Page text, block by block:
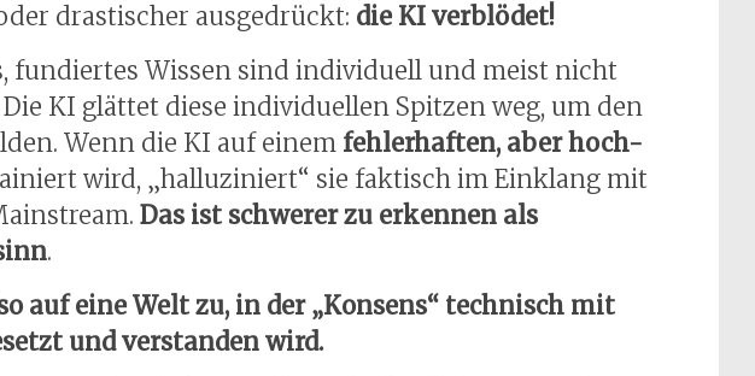
drastischer ausgedrückt: die KI verblödet!
fundiertes Wissen sind individuell und meist nicht
KI glättet diese individuellen Spitzen weg, um den
Wenn die KI auf einem fehlerhaften, aber hoch-
wird, „halluziniert“ sie faktisch im Einklang mit
Das ist schwerer zu erkennen als
.
auf eine Welt zu, in der „Konsens“ technisch mit
und verstanden wird.